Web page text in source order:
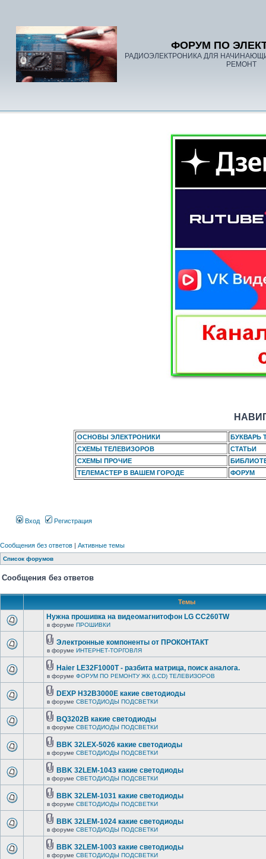
ФОРУМ ПО
РАДИОЭЛЕКТРОНИКА ДЛЯ
РЕМОНТ
ОСНОВЫ ЭЛЕКТРОНИКИ
БУКВАРЬ
СХЕМЫ ТЕЛЕВИЗОРОВ
СТАТЬИ
СХЕМЫ ПРОЧИЕ
ТЕЛЕМАСТЕР В ВАШЕМ ГОРОДЕ
ФОРУМ
Вход Регистрация
Сообщения без ответов | Активные темы
Список форумов
Сообщения без ответов
Темы
Нужна прошивка на видеомагнитофон LG CC260TW
в форуме ПРОШИВКИ
Электронные компоненты от ПРОКОНТАКТ
в форуме ИНТЕРНЕТ-ТОРГОВЛЯ
Haier LE32F1000T - разбита матрица, поиск аналога.
в форуме ФОРУМ ПО РЕМОНТУ ЖК (LCD) ТЕЛЕВИЗОРОВ
DEXP H32B3000E какие светодиоды
в форуме СВЕТОДИОДЫ ПОДСВЕТКИ
BQ3202B какие светодиоды
в форуме СВЕТОДИОДЫ ПОДСВЕТКИ
BBK 32LEX-5026 какие светодиоды
в форуме СВЕТОДИОДЫ ПОДСВЕТКИ
BBK 32LEM-1043 какие светодиоды
в форуме СВЕТОДИОДЫ ПОДСВЕТКИ
BBK 32LEM-1031 какие светодиоды
в форуме СВЕТОДИОДЫ ПОДСВЕТКИ
BBK 32LEM-1024 какие светодиоды
в форуме СВЕТОДИОДЫ ПОДСВЕТКИ
BBK 32LEM-1003 какие светодиоды
в форуме СВЕТОДИОДЫ ПОДСВЕТКИ